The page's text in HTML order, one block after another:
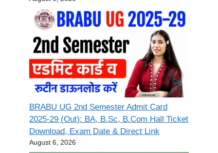
BRABU UG 2nd Semester Admit Card
2025-29 (Out): BA, B.Sc, B.Com Hall Ticket
Download, Exam Date & Direct Link
August 6, 2026